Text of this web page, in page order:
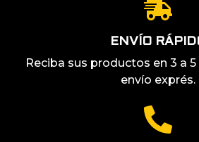
ENVÍO
Reciba sus productos en 3 a
envío exprés.